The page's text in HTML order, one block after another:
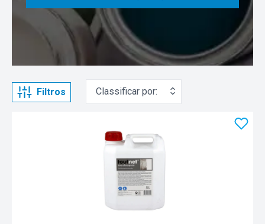
Filtros Classificar por: